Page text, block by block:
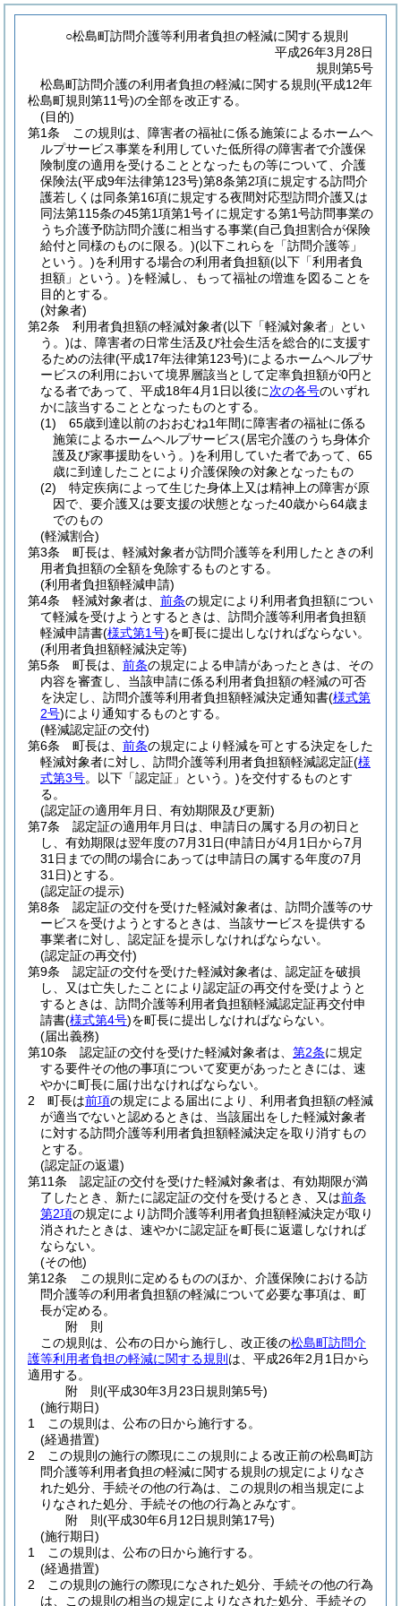
○松島町訪問介護等利用者負担の軽減に関する規則
平成26年3月28日
規則第5号
松島町訪問介護の利用者負担の軽減に関する規則(平成12年
松島町規則第11号)の全部を改正する。
(目的)
第1条
この規則は、障害者の福祉に係る施策によるホームヘ
ルプサービス事業を利用していた低所得の障害者で介護保
険制度の適用を受けることとなったもの等について、介護
保険法(平成9年法律第123号)第8条第2項に規定する訪問介
護若しくは同条第16項に規定する夜間対応型訪問介護又は
同法第115条の45第1項第1号イに規定する第1号訪問事業の
うち介護予防訪問介護に相当する事業(自己負担割合が保険
給付と同様のものに限る。)(以下これらを「訪問介護等」
という。)を利用する場合の利用者負担額(以下「利用者負
担額」という。)を軽減し、もって福祉の増進を図ることを
目的とする。
(対象者)
第2条
利用者負担額の軽減対象者(以下「軽減対象者」とい
う。)は、障害者の日常生活及び社会生活を総合的に支援す
るための法律(平成17年法律第123号)によるホームヘルプサ
ービスの利用において境界層該当として定率負担額が0円と
なる者であって、平成18年4月1日以後に次の各号のいずれ
かに該当することとなったものとする。
(1)
65歳到達以前のおおむね1年間に障害者の福祉に係る
施策によるホームヘルプサービス(居宅介護のうち身体介
護及び家事援助をいう。)を利用していた者であって、65
歳に到達したことにより介護保険の対象となったもの
(2)
特定疾病によって生じた身体上又は精神上の障害が原
因で、要介護又は要支援の状態となった40歳から64歳ま
でのもの
(軽減割合)
第3条
町長は、軽減対象者が訪問介護等を利用したときの利
用者負担額の全額を免除するものとする。
(利用者負担額軽減申請)
第4条
軽減対象者は、 前条の規定により利用者負担額につい
て軽減を受けようとするときは、訪問介護等利用者負担額
軽減申請書(様式第1号)を町長に提出しなければならない。
(利用者負担額軽減決定等)
第5条
町長は、 前条の規定による申請があったときは、その
内容を審査し、当該申請に係る利用者負担額の軽減の可否
を決定し、訪問介護等利用者負担額軽減決定通知書(様式第
2号)により通知するものとする。
(軽減認定証の交付)
第6条
町長は、 前条の規定により軽減を可とする決定をした
軽減対象者に対し、訪問介護等利用者負担額軽減認定証(様
式第3号。以下「認定証」という。)を交付するものとす
る。
(認定証の適用年月日、有効期限及び更新)
第7条
認定証の適用年月日は、申請日の属する月の初日と
し、有効期限は翌年度の7月31日(申請日が4月1日から7月
31日までの間の場合にあっては申請日の属する年度の7月
31日)とする。
(認定証の提示)
第8条
認定証の交付を受けた軽減対象者は、訪問介護等のサ
ービスを受けようとするときは、当該サービスを提供する
事業者に対し、認定証を提示しなければならない。
(認定証の再交付)
第9条
認定証の交付を受けた軽減対象者は、認定証を破損
し、又は亡失したことにより認定証の再交付を受けようと
するときは、訪問介護等利用者負担額軽減認定証再交付申
請書(様式第4号)を町長に提出しなければならない。
(届出義務)
第10条
認定証の交付を受けた軽減対象者は、 第2条に規定
する要件その他の事項について変更があったときには、速
やかに町長に届け出なければならない。
2
町長は前項の規定による届出により、利用者負担額の軽減
が適当でないと認めるときは、当該届出をした軽減対象者
に対する訪問介護等利用者負担額軽減決定を取り消すもの
とする。
(認定証の返還)
第11条
認定証の交付を受けた軽減対象者は、有効期限が満
了したとき、新たに認定証の交付を受けるとき、又は前条
第2項の規定により訪問介護等利用者負担額軽減決定が取り
消されたときは、速やかに認定証を町長に返還しなければ
ならない。
(その他)
第12条
この規則に定めるもののほか、介護保険における訪
問介護等の利用者負担額の軽減について必要な事項は、町
長が定める。
附 則
この規則は、公布の日から施行し、改正後の松島町訪問介
護等利用者負担の軽減に関する規則 は、平成26年2月1日から
適用する。
附 則(平成30年3月23日規則第5号)
(施行期日)
1
この規則は、公布の日から施行する。
(経過措置)
2
この規則の施行の際現にこの規則による改正前の松島町訪
問介護等利用者負担の軽減に関する規則の規定によりなさ
れた処分、手続その他の行為は、この規則の相当規定によ
りなされた処分、手続その他の行為とみなす。
附 則(平成30年6月12日規則第17号)
(施行期日)
1
この規則は、公布の日から施行する。
(経過措置)
2
この規則の施行の際現になされた処分、手続その他の行為
は、この規則の相当の規定によりなされた処分、手続その